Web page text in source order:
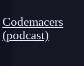
Codemacers
(podcast)